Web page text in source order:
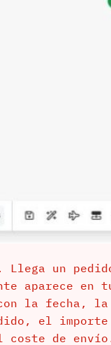
Llega un
aparece en
la fecha,
el
coste de